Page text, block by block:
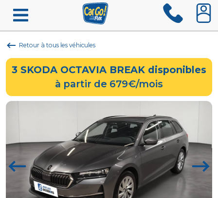
Retour à tous les véhicules
3 SKODA OCTAVIA BREAK disponibles
à partir de 679€/mois